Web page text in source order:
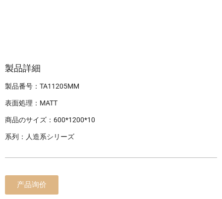
製品詳細
製品番号：TA11205MM
表面処理：MATT
商品のサイズ：600*1200*10
系列：人造系シリーズ
产品询价